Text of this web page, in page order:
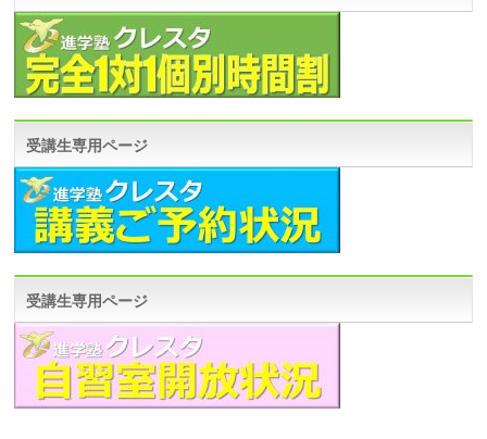
受講生専用ページ
受講生専用ページ